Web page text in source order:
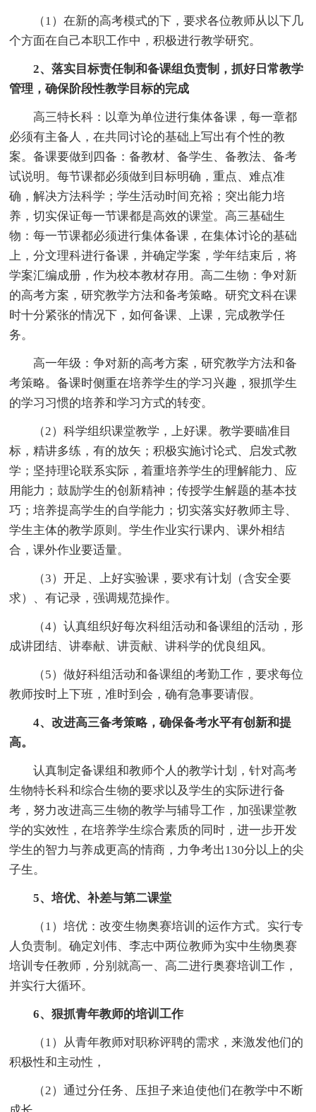
（1）在新的高考模式的下，要求各位教师从以下几
个方面在自己本职工作中，积极进行教学研究。
2、落实目标责任制和备课组负责制，抓好日常教学
管理，确保阶段性教学目标的完成
高三特长科：以章为单位进行集体备课，每一章都
必须有主备人，在共同讨论的基础上写出有个性的教
案。备课要做到四备：备教材、备学生、备教法、备考
试说明。每节课都必须做到目标明确，重点、难点准
确，解决方法科学；学生活动时间充裕；突出能力培
养，切实保证每一节课都是高效的课堂。高三基础生
物：每一节课都必须进行集体备课，在集体讨论的基础
上，分文理科进行备课，并确定学案，学年结束后，将
学案汇编成册，作为校本教材存用。高二生物：争对新
的高考方案，研究教学方法和备考策略。研究文科在课
时十分紧张的情况下，如何备课、上课，完成教学任
务。
高一年级：争对新的高考方案，研究教学方法和备
考策略。备课时侧重在培养学生的学习兴趣，狠抓学生
的学习习惯的培养和学习方式的转变。
（2）科学组织课堂教学，上好课。教学要瞄准目
标，精讲多练，有的放矢；积极实施讨论式、启发式教
学；坚持理论联系实际，着重培养学生的理解能力、应
用能力；鼓励学生的创新精神；传授学生解题的基本技
巧；培养提高学生的自学能力；切实落实好教师主导、
学生主体的教学原则。学生作业实行课内、课外相结
合，课外作业要适量。
（3）开足、上好实验课，要求有计划（含安全要
求）、有记录，强调规范操作。
（4）认真组织好每次科组活动和备课组的活动，形
成讲团结、讲奉献、讲贡献、讲科学的优良组风。
（5）做好科组活动和备课组的考勤工作，要求每位
教师按时上下班，准时到会，确有急事要请假。
4、改进高三备考策略，确保备考水平有创新和提
高。
认真制定备课组和教师个人的教学计划，针对高考
生物特长科和综合生物的要求以及学生的实际进行备
考，努力改进高三生物的教学与辅导工作，加强课堂教
学的实效性，在培养学生综合素质的同时，进一步开发
学生的智力与养成更高的情商，力争考出130分以上的尖
子生。
5、培优、补差与第二课堂
（1）培优：改变生物奥赛培训的运作方式。实行专
人负责制。确定刘伟、李志中两位教师为实中生物奥赛
培训专任教师，分别就高一、高二进行奥赛培训工作，
并实行大循环。
6、狠抓青年教师的培训工作
（1）从青年教师对职称评聘的需求，来激发他们的
积极性和主动性，
（2）通过分任务、压担子来迫使他们在教学中不断